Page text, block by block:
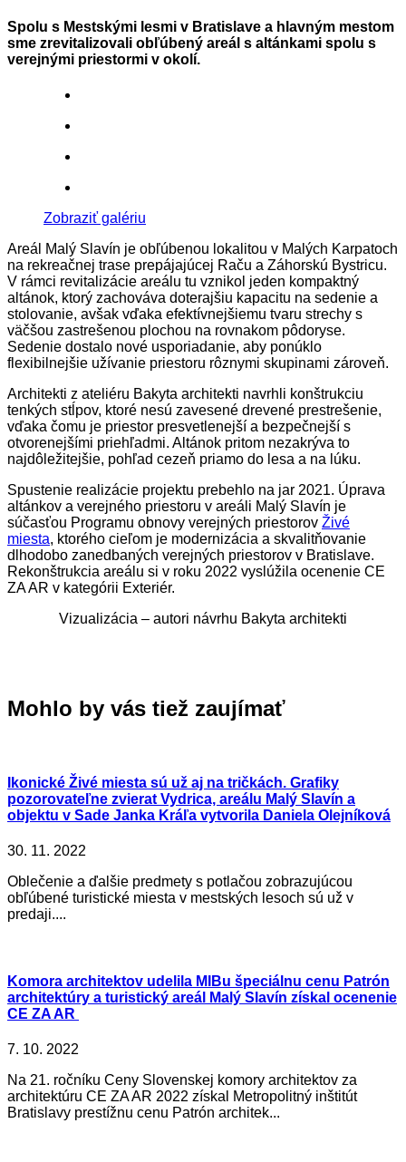
Spolu s Mestskými lesmi v Bratislave a hlavným mestom
sme zrevitalizovali obľúbený areál s altánkami spolu s
verejnými priestormi v okolí.
Zobraziť galériu
Areál Malý Slavín je obľúbenou lokalitou v Malých Karpatoch
na rekreačnej trase prepájajúcej Raču a Záhorskú Bystricu.
V rámci revitalizácie areálu tu vznikol jeden kompaktný
altánok, ktorý zachováva doterajšiu kapacitu na sedenie a
stolovanie, avšak vďaka efektívnejšiemu tvaru strechy s
väčšou zastrešenou plochou na rovnakom pôdoryse.
Sedenie dostalo nové usporiadanie, aby ponúklo
flexibilnejšie užívanie priestoru rôznymi skupinami zároveň.
Architekti z ateliéru Bakyta architekti navrhli konštrukciu
tenkých stĺpov, ktoré nesú zavesené drevené prestrešenie,
vďaka čomu je priestor presvetlenejší a bezpečnejší s
otvorenejšími priehľadmi. Altánok pritom nezakrýva to
najdôležitejšie, pohľad cezeň priamo do lesa a na lúku.
Spustenie realizácie projektu prebehlo na jar 2021. Úprava
altánkov a verejného priestoru v areáli Malý Slavín je
súčasťou Programu obnovy verejných priestorov Živé
miesta, ktorého cieľom je modernizácia a skvalitňovanie
dlhodobo zanedbaných verejných priestorov v Bratislave.
Rekonštrukcia areálu si v roku 2022 vyslúžila ocenenie CE
ZA AR v kategórii Exteriér.
Vizualizácia – autori návrhu Bakyta architekti
Mohlo by vás tiež zaujímať
Ikonické Živé miesta sú už aj na tričkách. Grafiky
pozorovateľne zvierat Vydrica, areálu Malý Slavín a
objektu v Sade Janka Kráľa vytvorila Daniela Olejníková
30. 11. 2022
Oblečenie a ďalšie predmety s potlačou zobrazujúcou
obľúbené turistické miesta v mestských lesoch sú už v
predaji....
Komora architektov udelila MIBu špeciálnu cenu Patrón
architektúry a turistický areál Malý Slavín získal ocenenie
CE ZA AR
7. 10. 2022
Na 21. ročníku Ceny Slovenskej komory architektov za
architektúru CE ZA AR 2022 získal Metropolitný inštitút
Bratislavy prestížnu cenu Patrón architek...